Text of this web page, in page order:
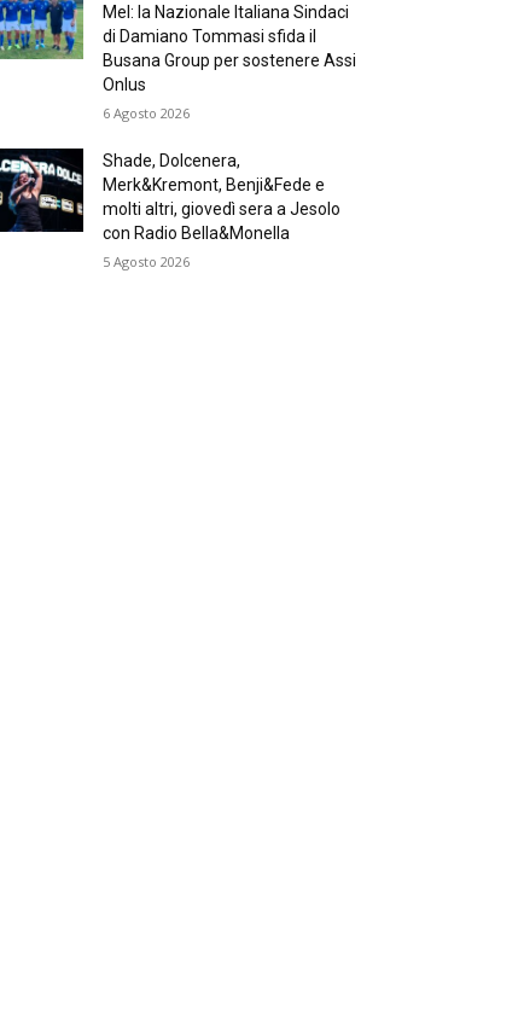
Mel: la Nazionale Italiana Sindaci
di Damiano Tommasi sfida il
Busana Group per sostenere Assi
Onlus
6 Agosto 2026
Shade, Dolcenera,
Merk&Kremont, Benji&Fede e
molti altri, giovedì sera a Jesolo
con Radio Bella&Monella
5 Agosto 2026